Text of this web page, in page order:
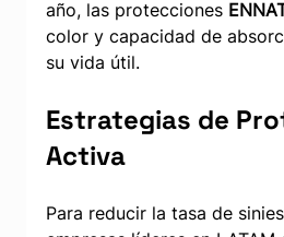
año, las protecciones
color y capacidad de
su vida útil.
Estrategias de
Activa
Para reducir la tasa de